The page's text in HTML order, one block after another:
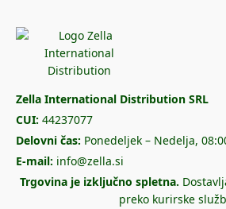
Zella International Distribution SRL
CUI: 44237077
Delovni čas: Ponedeljek – Nedelja,
E-mail: info@zella.si
Trgovina je izključno spletna.
preko kurirske